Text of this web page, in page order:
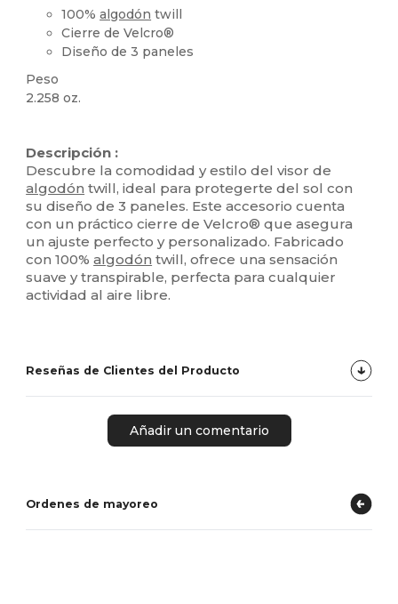
100%algodón twill
Cierre de Velcro®
Diseño de 3 paneles
Peso
2.258 oz.
Descripción :
Descubre la comodidad y estilo del visor de
algodón twill, ideal para protegerte del sol con
su diseño de 3 paneles. Este accesorio cuenta
con un práctico cierre de Velcro® que asegura
un ajuste perfecto y personalizado. Fabricado
con 100%algodón twill, ofrece una sensación
suave y transpirable, perfecta para cualquier
actividad al aire libre.
Reseñas de Clientes del Producto
Añadir un comentario
Ordenes de mayoreo